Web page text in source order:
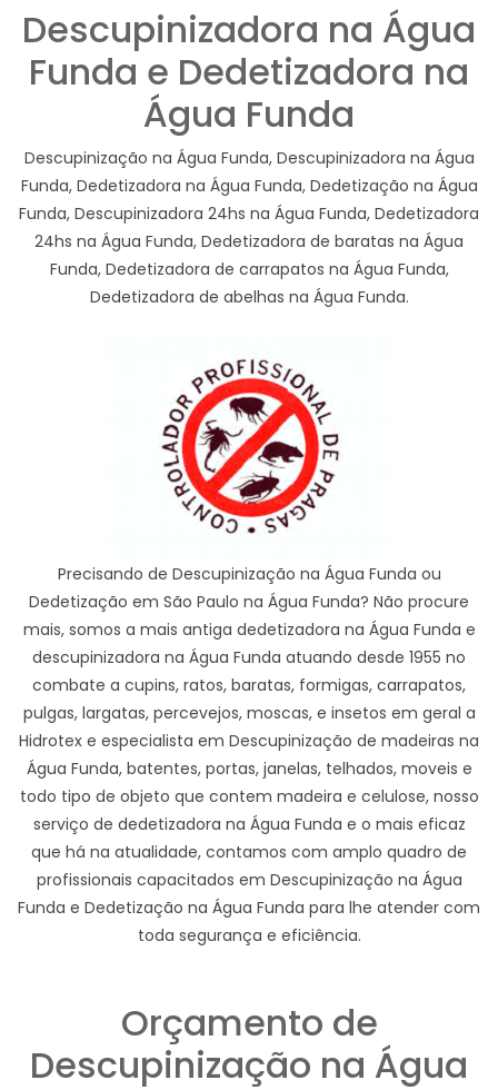
Descupinizadora na Água
Funda e Dedetizadora na
Água Funda
Descupinização na Água Funda, Descupinizadora na Água
Funda, Dedetizadora na Água Funda, Dedetização na Água
Funda, Descupinizadora 24hs na Água Funda, Dedetizadora
24hs na Água Funda, Dedetizadora de baratas na Água
Funda, Dedetizadora de carrapatos na Água Funda,
Dedetizadora de abelhas na Água Funda.
Precisando de Descupinização na Água Funda ou
Dedetização em São Paulo na Água Funda? Não procure
mais, somos a mais antiga dedetizadora na Água Funda e
descupinizadora na Água Funda atuando desde 1955 no
combate a cupins, ratos, baratas, formigas, carrapatos,
pulgas, largatas, percevejos, moscas, e insetos em geral a
Hidrotex e especialista em Descupinização de madeiras na
Água Funda, batentes, portas, janelas, telhados, moveis e
todo tipo de objeto que contem madeira e celulose, nosso
serviço de dedetizadora na Água Funda e o mais eficaz
que há na atualidade, contamos com amplo quadro de
profissionais capacitados em Descupinização na Água
Funda e Dedetização na Água Funda para lhe atender com
toda segurança e eficiência.
Orçamento de
Descupinização na Água